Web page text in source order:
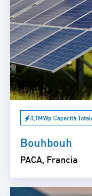
0,1MWp Capacità
Bouhbouh
PACA, Francia